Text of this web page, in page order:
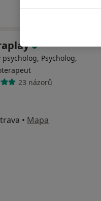
psycholog, Psycholog,
23 názorů
• Mapa